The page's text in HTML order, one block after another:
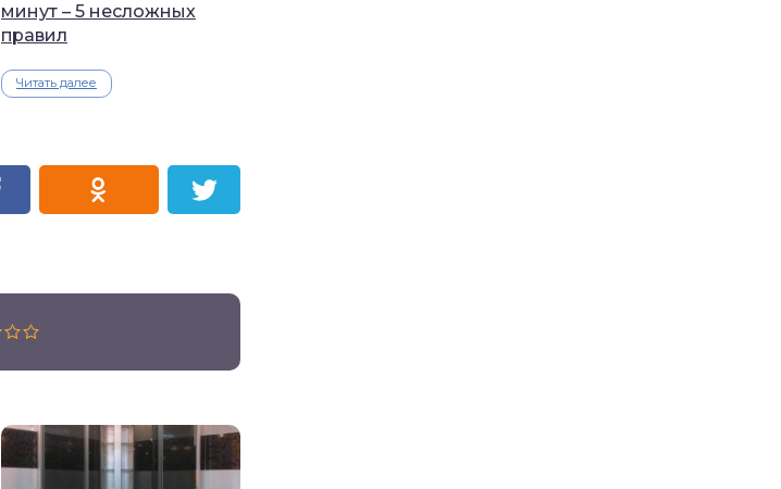
минут – 5 несложных
правил
Читать далее